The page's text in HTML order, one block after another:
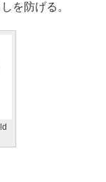
を防げる。